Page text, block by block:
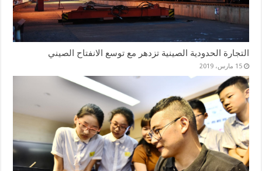
التجارة الحدودية الصينية تزدهر مع توسع الانفتاح الصيني
15 مارس، 2019